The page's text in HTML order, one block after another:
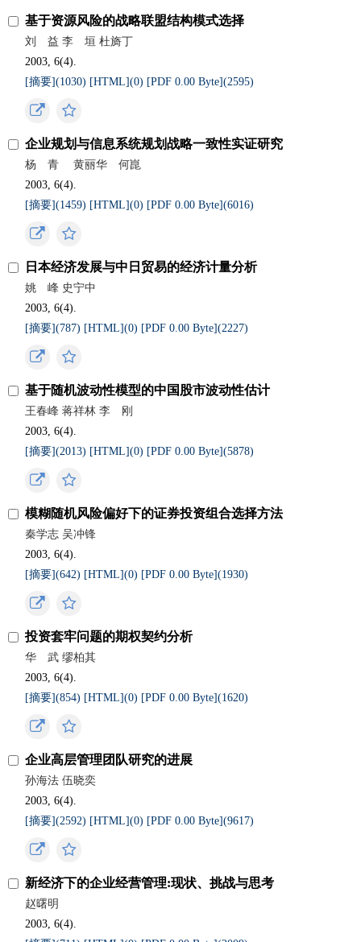
基于资源风险的战略联盟结构模式选择
刘 益 李 垣 杜旖丁
2003, 6(4).
[摘要](1030) [HTML](0) [PDF 0.00 Byte](2595)
企业规划与信息系统规划战略一致性实证研究
杨 青 黄丽华 何崑
2003, 6(4).
[摘要](1459) [HTML](0) [PDF 0.00 Byte](6016)
日本经济发展与中日贸易的经济计量分析
姚 峰 史宁中
2003, 6(4).
[摘要](787) [HTML](0) [PDF 0.00 Byte](2227)
基于随机波动性模型的中国股市波动性估计
王春峰 蒋祥林 李 刚
2003, 6(4).
[摘要](2013) [HTML](0) [PDF 0.00 Byte](5878)
模糊随机风险偏好下的证券投资组合选择方法
秦学志 吴冲锋
2003, 6(4).
[摘要](642) [HTML](0) [PDF 0.00 Byte](1930)
投资套牢问题的期权契约分析
华 武 缪柏其
2003, 6(4).
[摘要](854) [HTML](0) [PDF 0.00 Byte](1620)
企业高层管理团队研究的进展
孙海法 伍晓奕
2003, 6(4).
[摘要](2592) [HTML](0) [PDF 0.00 Byte](9617)
新经济下的企业经营管理:现状、挑战与思考
赵曙明
2003, 6(4).